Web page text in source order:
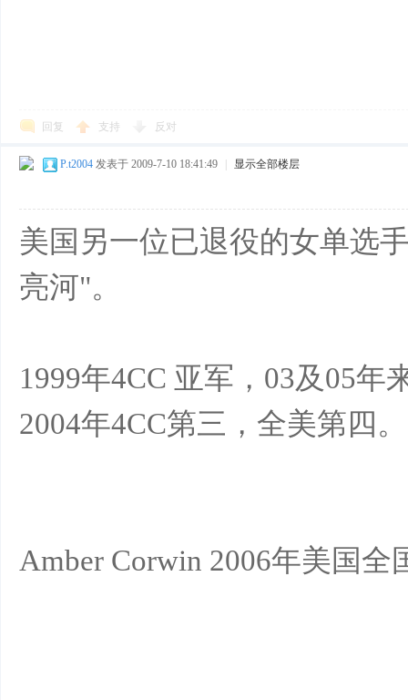
回复 支持 反对
P.t2004 发表于 2009-7-10 18:41:49 显示全部楼层
美国另一位已退役的女单选
亮河"。
1999年4CC 亚军，03及05
2004年4CC第三，全美第四。
Amber Corwin 2006年美国